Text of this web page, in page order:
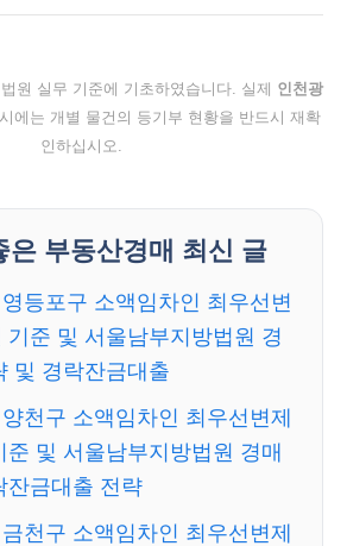
원 실무 기준에 기초하였습니다. 실제 인천광
에는 개별 물건의 등기부 현황을 반드시 재확
인하십시오.
은 부동산경매 최신 글
등포구 소액임차인 최우선변
기준 및 서울남부지방법원 경
및 경락잔금대출
천구 소액임차인 최우선변제
준 및 서울남부지방법원 경매
잔금대출 전략
천구 소액임차인 최우선변제